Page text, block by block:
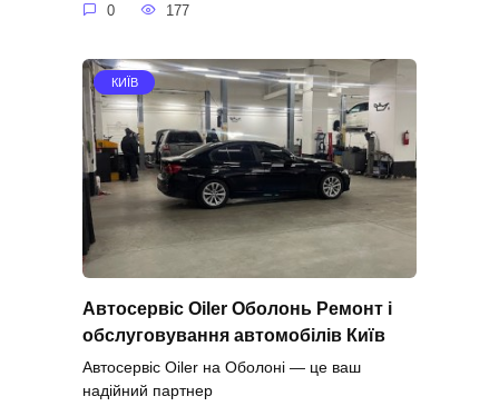
0 177
КИЇВ
Автосервіс Oiler Оболонь Ремонт і
обслуговування автомобілів Київ
Автосервіс Oiler на Оболоні — це ваш
надійний партнер